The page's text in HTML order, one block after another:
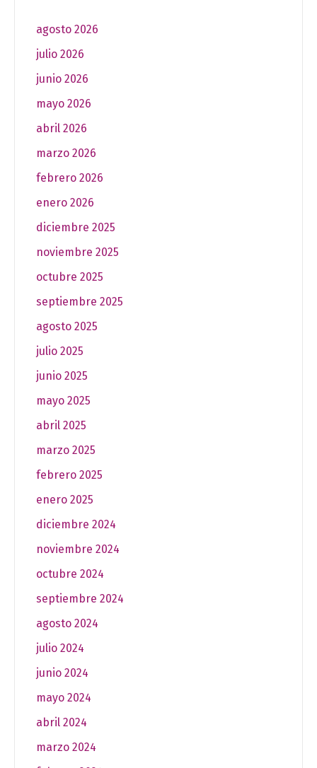
agosto 2026
julio 2026
junio 2026
mayo 2026
abril 2026
marzo 2026
febrero 2026
enero 2026
diciembre 2025
noviembre 2025
octubre 2025
septiembre 2025
agosto 2025
julio 2025
junio 2025
mayo 2025
abril 2025
marzo 2025
febrero 2025
enero 2025
diciembre 2024
noviembre 2024
octubre 2024
septiembre 2024
agosto 2024
julio 2024
junio 2024
mayo 2024
abril 2024
marzo 2024